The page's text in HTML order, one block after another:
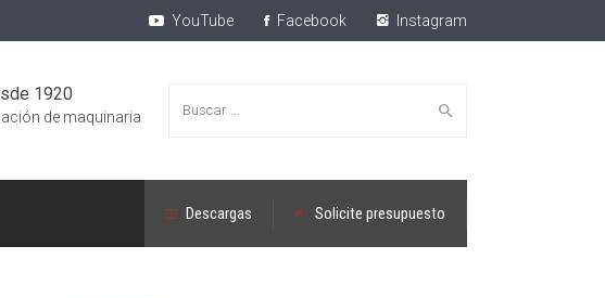
YouTube Facebook Instagram
Buscar:
1920
de maquinaria
Solicite presupuesto
Descargas